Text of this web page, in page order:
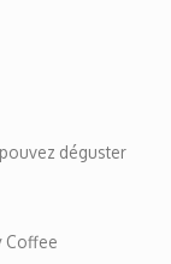
déguster
Coffee